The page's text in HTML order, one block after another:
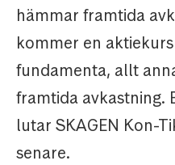
hämmar framtida
kommer en
fundamenta, allt
framtida avkastning.
lutar SKAGEN Kon-
senare.